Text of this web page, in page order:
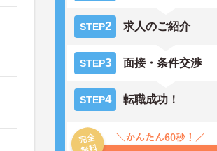
STEP2 求人のご紹介
STEP3 面接・条件交渉
STEP4 転職成功！